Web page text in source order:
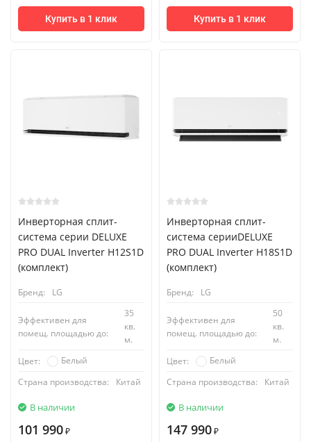
Купить в 1 клик Купить в 1 клик
Инверторная сплит-
система серии DELUXE
PRO DUAL Inverter H12S1D
(комплект)
Бренд: LG
Эффективен для
помещ. площадью до:
35
кв.
м.
Цвет:
Белый
Страна производства:
Китай
В наличии
101 990 ₽
Инверторная сплит-
система серииDELUXE
PRO DUAL Inverter H18S1D
(комплект)
Бренд: LG
Эффективен для
помещ. площадью до:
50
кв.
м.
Цвет:
Белый
Страна производства:
Китай
В наличии
147 990 ₽